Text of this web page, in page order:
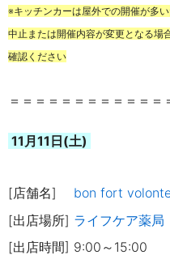
※キッチンカーは屋外での開催が多
中止または開催内容が変更となる場
確認ください
＝＝＝＝＝＝＝＝＝＝＝＝
11月11日(土)
[店舗名] bon fort
[出店場所] ライフケア薬局
[出店時間] 9:00～15:00